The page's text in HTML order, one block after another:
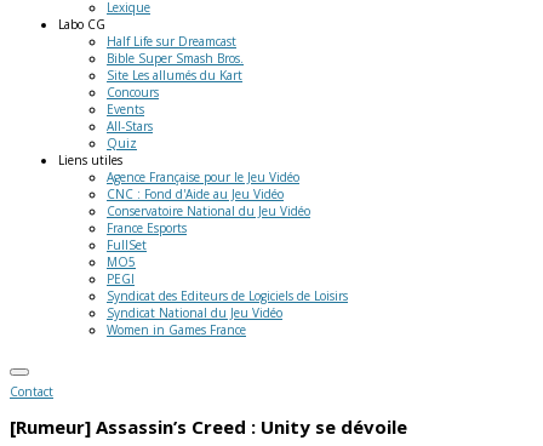
Lexique
Labo CG
Half Life sur Dreamcast
Bible Super Smash Bros.
Site Les allumés du Kart
Concours
Events
All-Stars
Quiz
Liens utiles
Agence Française pour le Jeu Vidéo
CNC : Fond d'Aide au Jeu Vidéo
Conservatoire National du Jeu Vidéo
France Esports
FullSet
MO5
PEGI
Syndicat des Editeurs de Logiciels de Loisirs
Syndicat National du Jeu Vidéo
Women in Games France
Contact
[Rumeur] Assassin’s Creed : Unity se dévoile